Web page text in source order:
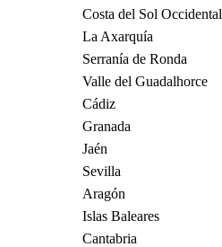
Costa del Sol Occidental
La Axarquía
Serranía de Ronda
Valle del Guadalhorce
Cádiz
Granada
Jaén
Sevilla
Aragón
Islas Baleares
Cantabria